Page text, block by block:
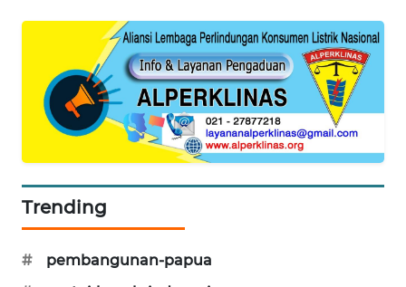
Trending
#
pembangunan-papua
SIANTAR
NEWS
METRO
METRO
NEWS